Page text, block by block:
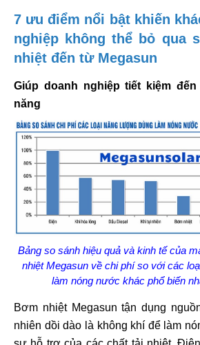
7 ưu điểm nổi bật khiến
nghiệp không thể bỏ qua
nhiệt đến từ Megasun
Giúp doanh nghiệp tiết kiệm
năng
Bảng so sánh hiệu quả và kinh tế của
nhiệt Megasun về chi phí so với các
làm nóng nước khác phổ biến
Bơm nhiệt Megasun tận dụng
nhiên dồi dào là không khí để làm